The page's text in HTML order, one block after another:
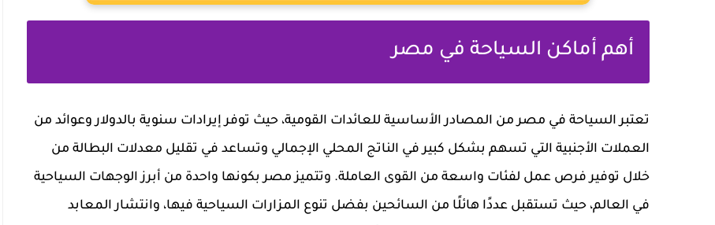
أهم أماكن السياحة في مصر
تعتبر السياحة في مصر من المصادر الأساسية للعائدات القومية، حيث توفر إيرادات سنوية بالدولار وعوائد من
العملات الأجنبية التي تسهم بشكل كبير في الناتج المحلي الإجمالي وتساعد في تقليل معدلات البطالة من
خلال توفير فرص عمل لفئات واسعة من القوى العاملة. وتتميز مصر بكونها واحدة من أبرز الوجهات السياحية
في العالم، حيث تستقبل عددًا هائلًا من السائحين بفضل تنوع المزارات السياحية فيها، وانتشار المعابد